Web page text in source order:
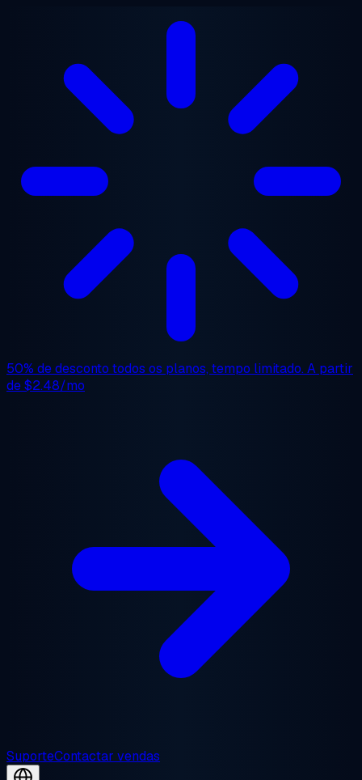
Saltar para o conteúdo principal
50% de desconto todos os planos, tempo limitado. A partir
de$2.48/mo
SuporteContactar vendas